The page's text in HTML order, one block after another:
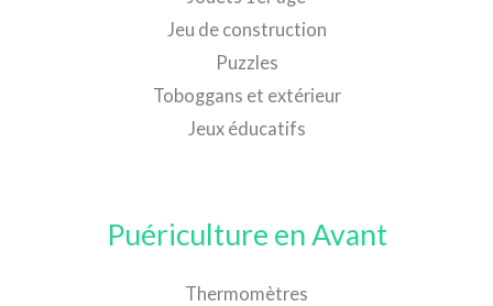
Jeu de construction
Puzzles
Toboggans et extérieur
Jeux éducatifs
Puériculture en Avant
Thermomètres